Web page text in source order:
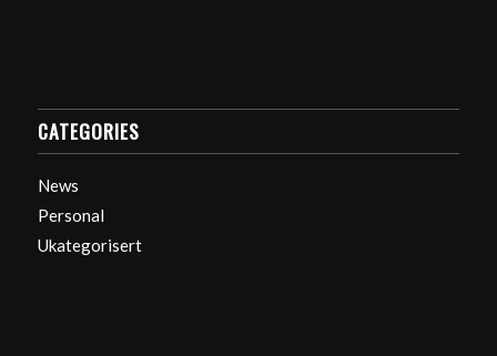
CATEGORIES
News
Personal
Ukategorisert